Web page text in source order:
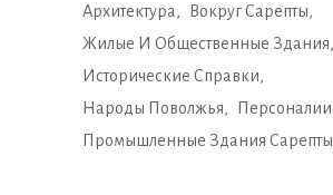
Архитектура
Вокруг Сарепты
Жилые И Общественные Здания
Исторические Справки
Народы Поволжья
Персоналии
Промышленные Здания Сарепты